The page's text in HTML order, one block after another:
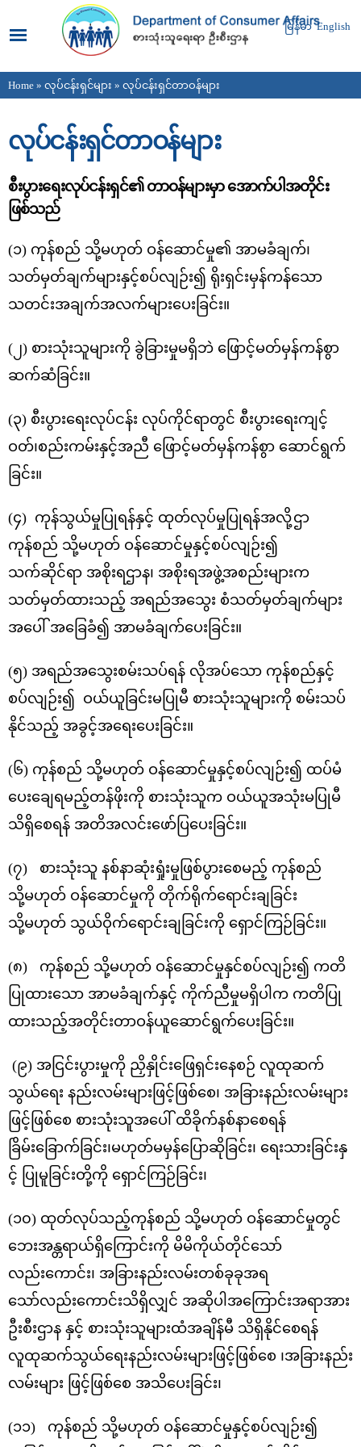
main
content
မြန်မာ English
You are here
Home » လုပ်ငန်းရှင်များ » လုပ်ငန်းရှင်တာဝန်များ
လုပ်ငန်းရှင်တာဝန်များ
စီးပွားရေးလုပ်ငန်းရှင်၏ တာဝန်များမှာ အောက်ပါအတိုင်း
ဖြစ်သည်
(၁) ကုန်စည် သို့မဟုတ် ဝန်ဆောင်မှု၏ အာမခံချက်၊
သတ်မှတ်ချက်များနှင့်စပ်လျဉ်း၍ ရိုးရှင်းမှန်ကန်သော
သတင်းအချက်အလက်များပေးခြင်း။
(၂) စားသုံးသူများကို ခွဲခြားမှုမရှိဘဲ ဖြောင့်မတ်မှန်ကန်စွာ
ဆက်ဆံခြင်း။
(၃) စီးပွားရေးလုပ်ငန်း လုပ်ကိုင်ရာတွင် စီးပွားရေးကျင့်
ဝတ်၊စည်းကမ်းနှင့်အညီ ဖြောင့်မတ်မှန်ကန်စွာ ဆောင်ရွက်
ခြင်း။
(၄) ကုန်သွယ်မှုပြုရန်နှင့် ထုတ်လုပ်မှုပြုရန်အလို့ဌာ
ကုန်စည် သို့မဟုတ် ဝန်ဆောင်မှုနှင့်စပ်လျဉ်း၍
သက်ဆိုင်ရာ အစိုးရဌာန၊ အစိုးရအဖွဲ့အစည်းများက
သတ်မှတ်ထားသည့် အရည်အသွေး စံသတ်မှတ်ချက်များ
အပေါ် အခြေခံ၍ အာမခံချက်ပေးခြင်း။
(၅) အရည်အသွေးစမ်းသပ်ရန် လိုအပ်သော ကုန်စည်နှင့်
စပ်လျဉ်း၍ ဝယ်ယူခြင်းမပြုမီ စားသုံးသူများကို စမ်းသပ်
နိုင်သည့် အခွင့်အရေးပေးခြင်း။
(၆) ကုန်စည် သို့မဟုတ် ဝန်ဆောင်မှုနှင့်စပ်လျဉ်း၍ ထပ်မံ
ပေးချေရမည့်တန်ဖိုးကို စားသုံးသူက ဝယ်ယူအသုံးမပြုမီ
သိရှိစေရန် အတိအလင်းဖော်ပြပေးခြင်း။
(၇) စားသုံးသူ နစ်နာဆုံးရှုံးမှုဖြစ်ပွားစေမည့် ကုန်စည်
သို့မဟုတ် ဝန်ဆောင်မှုကို တိုက်ရိုက်ရောင်းချခြင်း
သို့မဟုတ် သွယ်ဝိုက်ရောင်းချခြင်းကို ရှောင်ကြဉ်ခြင်း။
(၈) ကုန်စည် သို့မဟုတ် ဝန်ဆောင်မှုနှင်စပ်လျဉ်း၍ ကတိ
ပြုထားသော အာမခံချက်နှင့် ကိုက်ညီမှုမရှိပါက ကတိပြု
ထားသည့်အတိုင်းတာဝန်ယူဆောင်ရွက်ပေးခြင်း။
(၉) အငြင်းပွားမှုကို ညှိနှိုင်းဖြေရှင်းနေစဉ် လူထုဆက်
သွယ်ရေး နည်းလမ်းများဖြင့်ဖြစ်စေ၊ အခြားနည်းလမ်းများ
ဖြင့်ဖြစ်စေ စားသုံးသူအပေါ် ထိခိုက်နစ်နာစေရန်
ခြိမ်းခြောက်ခြင်း၊မဟုတ်မမှန်ပြောဆိုခြင်း၊ ရေးသားခြင်းနှ
င့် ပြုမူခြင်းတို့ကို ရှောင်ကြဉ်ခြင်း၊
(၁၀) ထုတ်လုပ်သည့်ကုန်စည် သို့မဟုတ် ဝန်ဆောင်မှုတွင်
ဘေးအန္တရာယ်ရှိကြောင်းကို မိမိကိုယ်တိုင်သော်
လည်းကောင်း၊ အခြားနည်းလမ်းတစ်ခုခုအရ
သော်လည်းကောင်းသိရှိလျှင် အဆိုပါအကြောင်းအရာအား
ဦးစီးဌာန နှင့် စားသုံးသူများထံအချိန်မီ သိရှိနိုင်စေရန်
လူထုဆက်သွယ်ရေးနည်းလမ်းများဖြင့်ဖြစ်စေ ၊အခြားနည်း
လမ်းများ ဖြင့်ဖြစ်စေ အသိပေးခြင်း၊
(၁၁) ကုန်စည် သို့မဟုတ် ဝန်ဆောင်မှုနှင့်စပ်လျဉ်း၍